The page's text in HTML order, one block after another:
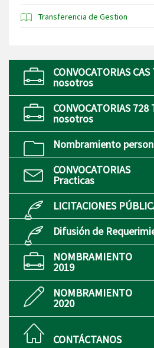
Transferencia de Gestion
CONVOCATORIAS
nosotros
CONVOCATORIAS
nosotros
Nombramiento
CONVOCATORIAS
Practicas
LICITACIONES
Difusión de
NOMBRAMIENTO
2019
NOMBRAMIENTO
2020
CONTÁCTANOS